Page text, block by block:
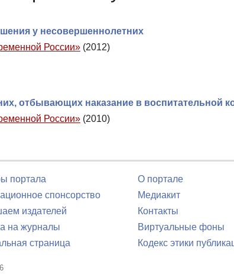
у несовершеннолетних
России» (2012)
отбывающих наказание в воспитательной
России» (2010)
портала
спонсорство
издателей
на журналы
страница
О портале
Медиакит
Контакты
Виртуальные фоны
Кодекс этики